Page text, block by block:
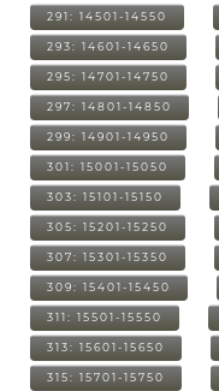
291: 14501-14550
293: 14601-14650
295: 14701-14750
297: 14801-14850
299: 14901-14950
301: 15001-15050
303: 15101-15150
305: 15201-15250
307: 15301-15350
309: 15401-15450
311: 15501-15550
313: 15601-15650
315: 15701-15750